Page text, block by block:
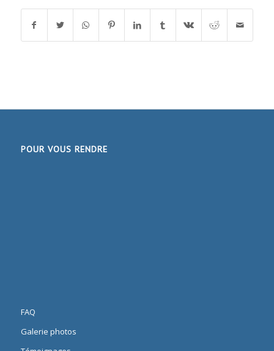
POUR VOUS RENDRE
FAQ
Galerie photos